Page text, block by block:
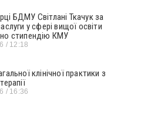
БДМУ Світлані Ткачук за
у сфері вищої освіти
стипендію КМУ
12:18
клінічної практики з
16:36